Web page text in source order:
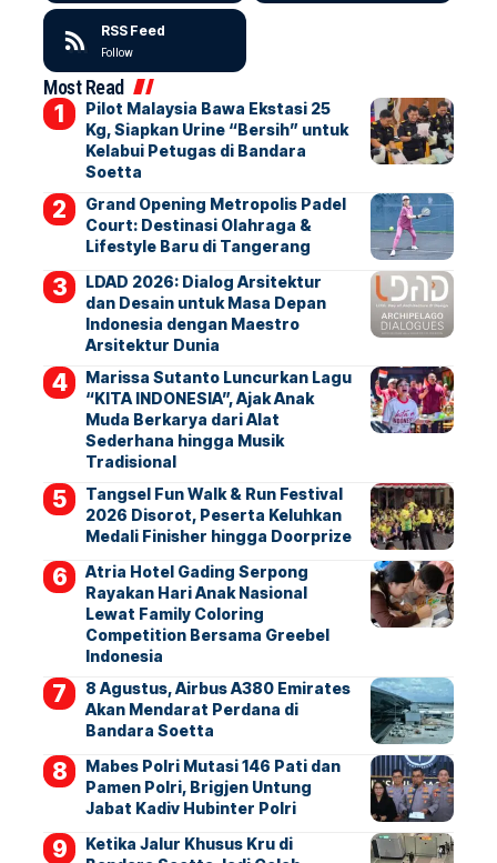
RSS Feed
Follow
Most Read
Pilot Malaysia Bawa Ekstasi 25
Kg, Siapkan Urine “Bersih” untuk
Kelabui Petugas di Bandara
Soetta
Grand Opening Metropolis Padel
Court: Destinasi Olahraga &
Lifestyle Baru di Tangerang
LDAD 2026: Dialog Arsitektur
dan Desain untuk Masa Depan
Indonesia dengan Maestro
Arsitektur Dunia
Marissa Sutanto Luncurkan Lagu
“KITA INDONESIA”, Ajak Anak
Muda Berkarya dari Alat
Sederhana hingga Musik
Tradisional
Tangsel Fun Walk & Run Festival
2026 Disorot, Peserta Keluhkan
Medali Finisher hingga Doorprize
Atria Hotel Gading Serpong
Rayakan Hari Anak Nasional
Lewat Family Coloring
Competition Bersama Greebel
Indonesia
8 Agustus, Airbus A380 Emirates
Akan Mendarat Perdana di
Bandara Soetta
Mabes Polri Mutasi 146 Pati dan
Pamen Polri, Brigjen Untung
Jabat Kadiv Hubinter Polri
Ketika Jalur Khusus Kru di